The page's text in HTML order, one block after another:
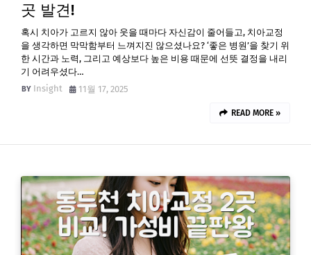
곳 발견!
혹시 치아가 고르지 않아 웃을 때마다 자신감이 줄어들고, 치아교정
을 생각하면 막막함부터 느껴지진 않으셨나요? ‘좋은 병원’을 찾기 위
한 시간과 노력, 그리고 예상보다 높은 비용 때문에 선뜻 결정을 내리
기 어려우셨다…
Insight
11월 17, 2025
READ MORE »